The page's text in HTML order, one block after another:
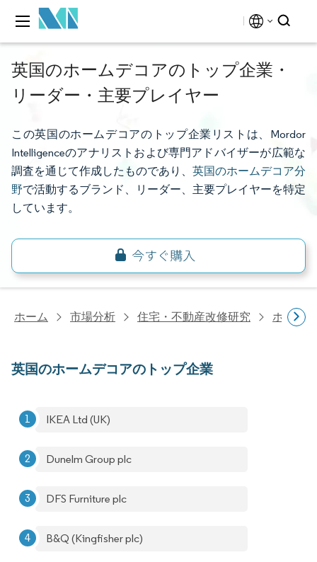
英国のホームデコアのトップ企業・
リーダー・主要プレイヤー
この英国のホームデコアのトップ企業リストは、Mordor
Intelligenceのアナリストおよび専門アドバイザーが広範な
調査を通じて作成したものであり、 英国のホームデコア分
野で活動するブランド、リーダー、主要プレイヤーを特定
しています。
ホーム 市場分析 住宅・不動産改修研究 ホーム
英国のホームデコアのトップ企業
IKEA Ltd (UK)
Dunelm Group plc
DFS Furniture plc
B&Q (Kingfisher plc)